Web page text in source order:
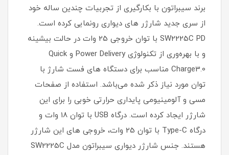
برند سیبراتون با بکارگیری از تجربیات چندین ساله خود
از سری جدید شارژر های دیواری رونمایی کرده است.
SW2225C PD با توان خروجی 25 وات در حالت بیشینه
و با بهره‌وری از تکنولوژی Power Delivery و Quick
Charge3.0 مناسب برای دستگاه های فست شارژ با
توان مورد نیاز ذکر شده می‌باشد. استفاده از صفحات
مسی و آلومینیومی پایداری حرارتی خوبی را برای این
شارژر ایجاد کرده است. درگاه USB با توان 18 وات و
درگاه Type-C با توان 25 وات، خروجی های این شارژر
هستند. جنس شارژر دیواری سیبراتون مدل SW2225C